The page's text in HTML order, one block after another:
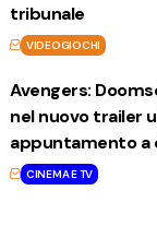
tribunale
VIDEOGIOCHI
Avengers:
nel nuovo trailer
appuntamento a
CINEMA E TV